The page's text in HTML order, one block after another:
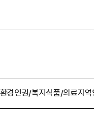
환경인권/복지식품/의료지역